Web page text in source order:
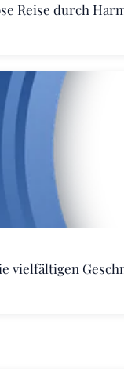
Reise durch
vielfältigen